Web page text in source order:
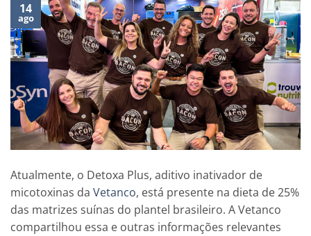
14
ago
Atualmente, o Detoxa Plus, aditivo inativador de
micotoxinas da Vetanco, está presente na dieta de 25%
das matrizes suínas do plantel brasileiro. A Vetanco
compartilhou essa e outras informações relevantes